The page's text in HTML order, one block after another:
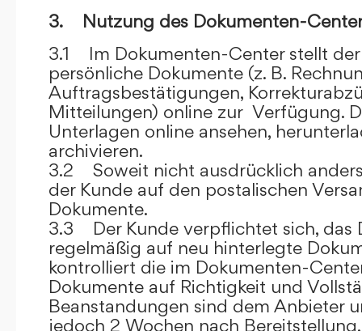
3. Nutzung des Dokumenten-
3.1 Im Dokumenten-Center stellt
persönliche Dokumente (z. B.
Auftragsbestätigungen,
Mitteilungen) online zur Verfügung.
Unterlagen online ansehen,
archivieren.
3.2 Soweit nicht ausdrücklich
der Kunde auf den postalischen
Dokumente.
3.3 Der Kunde verpflichtet sich, das
regelmäßig auf neu hinterlegte
kontrolliert die im Dokumenten-
Dokumente auf Richtigkeit und
Beanstandungen sind dem Anbieter
jedoch 2 Wochen nach